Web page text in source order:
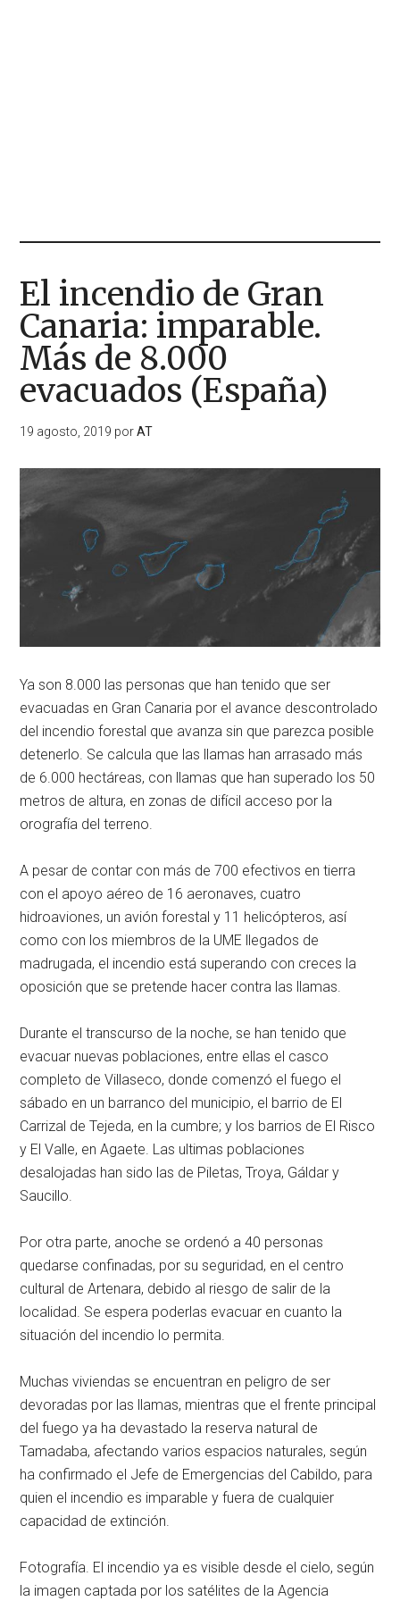
El incendio de Gran
Canaria: imparable.
Más de 8.000
evacuados (España)
19 agosto, 2019 porAT
Ya son 8.000 las personas que han tenido que ser
evacuadas en Gran Canaria por el avance descontrolado
del incendio forestal que avanza sin que parezca posible
detenerlo. Se calcula que las llamas han arrasado más
de 6.000 hectáreas, con llamas que han superado los 50
metros de altura, en zonas de difícil acceso por la
orografía del terreno.
A pesar de contar con más de 700 efectivos en tierra
con el apoyo aéreo de 16 aeronaves, cuatro
hidroaviones, un avión forestal y 11 helicópteros, así
como con los miembros de la UME llegados de
madrugada, el incendio está superando con creces la
oposición que se pretende hacer contra las llamas.
Durante el transcurso de la noche, se han tenido que
evacuar nuevas poblaciones, entre ellas el casco
completo de Villaseco, donde comenzó el fuego el
sábado en un barranco del municipio, el barrio de El
Carrizal de Tejeda, en la cumbre; y los barrios de El Risco
y El Valle, en Agaete. Las ultimas poblaciones
desalojadas han sido las de Piletas, Troya, Gáldar y
Saucillo.
Por otra parte, anoche se ordenó a 40 personas
quedarse confinadas, por su seguridad, en el centro
cultural de Artenara, debido al riesgo de salir de la
localidad. Se espera poderlas evacuar en cuanto la
situación del incendio lo permita.
Muchas viviendas se encuentran en peligro de ser
devoradas por las llamas, mientras que el frente principal
del fuego ya ha devastado la reserva natural de
Tamadaba, afectando varios espacios naturales, según
ha confirmado el Jefe de Emergencias del Cabildo, para
quien el incendio es imparable y fuera de cualquier
capacidad de extinción.
Fotografía. El incendio ya es visible desde el cielo, según
la imagen captada por los satélites de la Agencia